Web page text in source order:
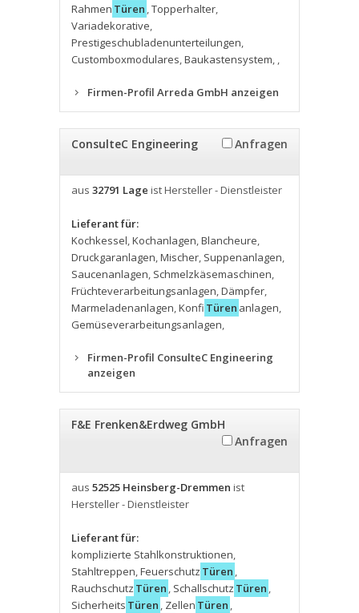
Rahmen Türen ,Topperhalter,
Variadekorative,
Prestigeschubladenunterteilungen,
Customboxmodulares,Baukastensystem, ,
Firmen-Profil Arreda GmbH anzeigen
ConsulteC Engineering Anfragen
aus 32791 Lage ist Hersteller - Dienstleister
Lieferant für:
Kochkessel,Kochanlagen,Blancheure,
Druckgaranlagen,Mischer, Suppenanlagen,
Saucenanlagen, Schmelzkäsemaschinen,
Früchteverarbeitungsanlagen,Dämpfer,
Marmeladenanlagen,Konfi Türen anlagen,
Gemüseverarbeitungsanlagen,
Firmen-Profil ConsulteC Engineering
anzeigen
F&E Frenken&Erdweg GmbH
Anfragen
aus 52525 Heinsberg-Dremmen ist
Hersteller - Dienstleister
Lieferant für:
komplizierte Stahlkonstruktionen,
Stahltreppen,Feuerschutz Türen ,
Rauchschutz Türen , Schallschutz Türen ,
Sicherheits Türen , Zellen Türen ,